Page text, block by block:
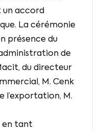
un accord
La cérémonie
présence du
de
du directeur
M. Cenk
l’exportation, M.
en tant